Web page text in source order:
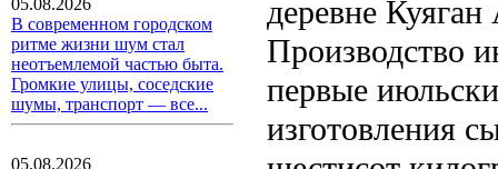
05.08.2026
В современном городском
ритме жизни шум стал
неотъемлемой частью быта.
Громкие улицы, соседские
шумы, транспорт — все...
05.08.2026
деревне
Производство
первые
изготовления